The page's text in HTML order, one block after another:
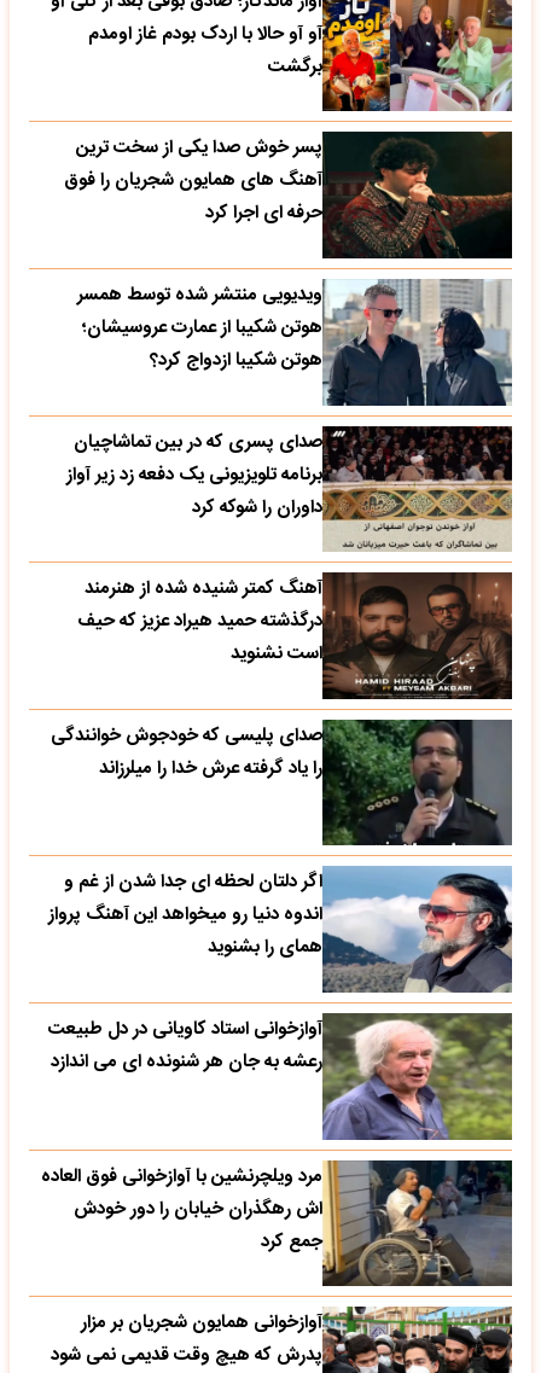
آو آو حالا با اردک بودم غاز اومدم
برگشت
پسر خوش صدا یکی از سخت ترین
آهنگ های همایون شجریان را فوق
حرفه ای اجرا کرد
ویدیویی منتشر شده توسط همسر
هوتن شکیبا از عمارت عروسیشان؛
هوتن شکیبا ازدواج کرد؟
صدای پسری که در بین تماشاچیان
برنامه تلویزیونی یک دفعه زد زیر آواز
داوران را شوکه کرد
آهنگ کمتر شنیده شده از هنرمند
درگذشته حمید هیراد عزیز که حیف
است نشنوید
صدای پلیسی که خودجوش خوانندگی
را یاد گرفته عرش خدا را میلرزاند
اگر دلتان لحظه ای جدا شدن از غم و
اندوه دنیا رو میخواهد این آهنگ پرواز
همای را بشنوید
آوازخوانی استاد کاویانی در دل طبیعت
رعشه به جان هر شنونده ای می اندازد
مرد ویلچرنشین با آوازخوانی فوق العاده
اش رهگذران خیابان را دور خودش
جمع کرد
آوازخوانی همایون شجریان بر مزار
پدرش که هیچ وقت قدیمی نمی شود